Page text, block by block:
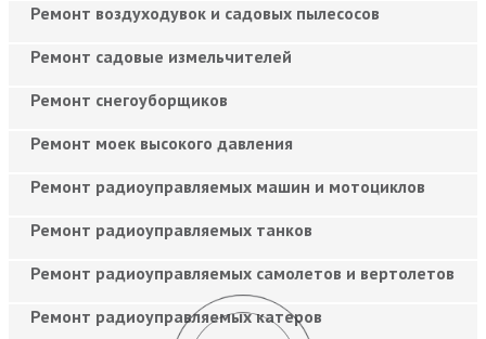
Ремонт воздуходувок и садовых пылесосов
Ремонт садовые измельчителей
Ремонт снегоуборщиков
Ремонт моек высокого давления
Ремонт радиоуправляемых машин и мотоциклов
Ремонт радиоуправляемых танков
Ремонт радиоуправляемых самолетов и вертолетов
Ремонт радиоуправляемых катеров